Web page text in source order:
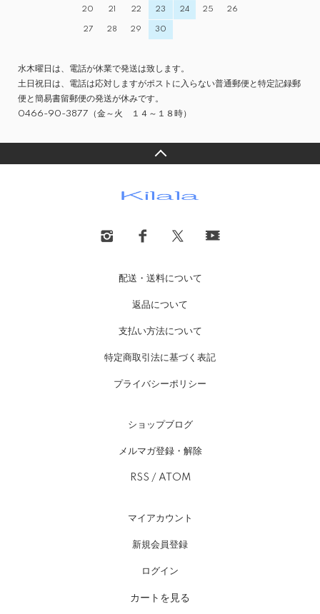
20 21 22 23 24 25 26
27 28 29 30
水木曜日は、電話が休業で発送は致します。
土日祝日は、電話は応対しますがポストに入らない普通郵便と特定記録郵
便と簡易書留郵便の発送が休みです。
0466-90-3877（金～火 １４～１８時）
配送・送料について
返品について
支払い方法について
特定商取引法に基づく表記
プライバシーポリシー
ショップブログ
メルマガ登録・解除
RSS / ATOM
マイアカウント
新規会員登録
ログイン
カートを見る